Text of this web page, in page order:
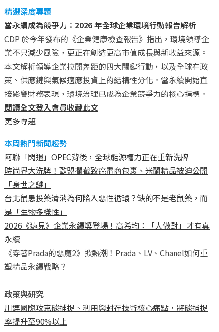
精選深度專題
當永續成為競爭力：2026 年全球企業環境行動報告解析
CDP 於今年發布的《企業健康檢查報告》指出，環境領導企
業不只減少風險，更正在創造更高市值成長與新收益來源。
本文解析領導企業拉開差距的四大關鍵行動，以及全球在政
策、供應鏈與氣候適應投資上的結構性分化。當永續開始直
接影響財務表現，環境治理已成為企業競爭力的核心指標。
閱讀全文登入會員收藏此文
更多專題
本周熱門新聞趨勢
阿聯「閃退」OPEC背後，全球能源權力正在重新洗牌
時尚界大洗牌！歐盟攔截致癌電商包裹、米蘭精品被迫公開
「身世之謎」
台北鼠患投藥清消為何陷入惡性循環？缺的不是老鼠藥，而
是「生物多樣性」
2026《遠見》企業永續獎登場！高希均：「人做對」才有真
永續
《穿著Prada的惡魔2》掀熱潮！Prada、LV、Chanel如何重
塑精品永續戰略？
政策與研究
川連國際攻克碳捕捉、利用與封存技術核心痛點，將碳捕捉
率提升至90%以上